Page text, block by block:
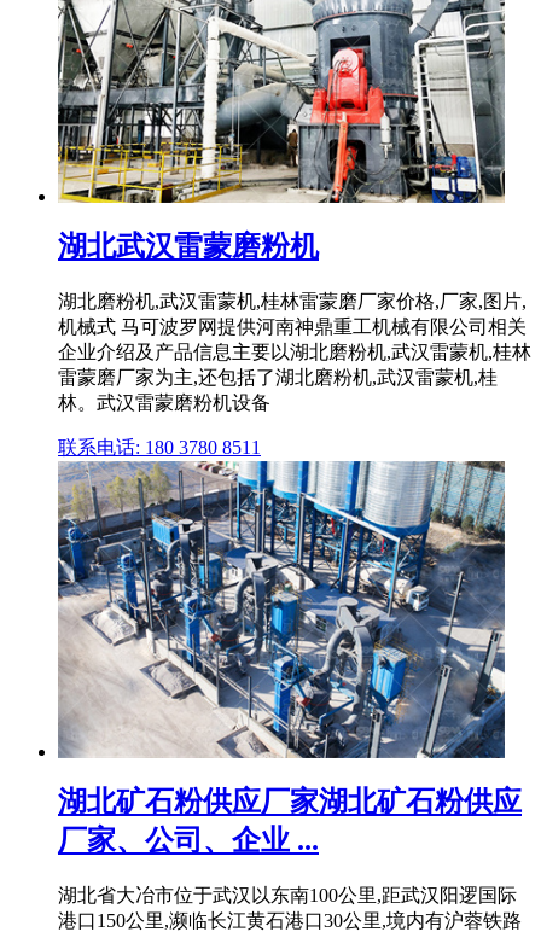
湖北武汉雷蒙磨粉机
湖北磨粉机,武汉雷蒙机,桂林雷蒙磨厂家价格,厂家,图片,
机械式 马可波罗网提供河南神鼎重工机械有限公司相关
企业介绍及产品信息主要以湖北磨粉机,武汉雷蒙机,桂林
雷蒙磨厂家为主,还包括了湖北磨粉机,武汉雷蒙机,桂
林。武汉雷蒙磨粉机设备
联系电话: 180 3780 8511
湖北矿石粉供应厂家湖北矿石粉供应
厂家、公司、企业 ...
湖北省大冶市位于武汉以东南100公里,距武汉阳逻国际
港口150公里,濒临长江黄石港口30公里,境内有沪蓉铁路